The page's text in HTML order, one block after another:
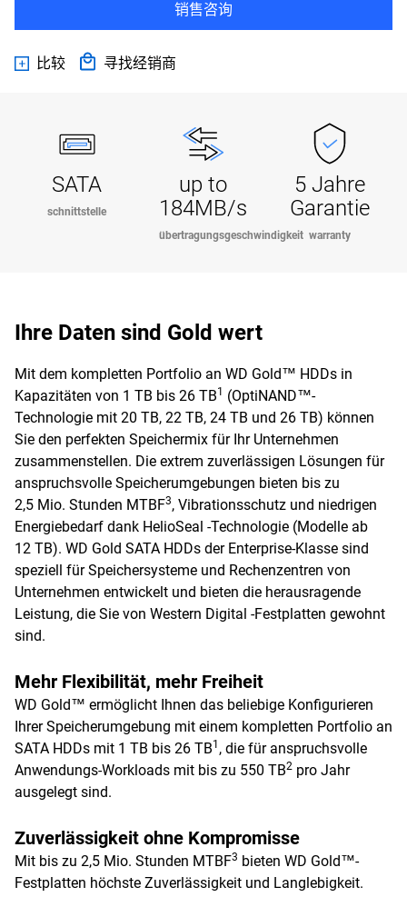
销售咨询
比较 寻找经销商
SATA
schnittstelle
up to
184MB/s
übertragungsgeschwindigkeit
5 Jahre
Garantie
warranty
Ihre Daten sind Gold wert
Mit dem kompletten Portfolio an WD Gold™ HDDs in
Kapazitäten von 1 TB bis 26 TB1
(OptiNAND™-
Technologie mit 20 TB, 22 TB, 24 TB und 26 TB) können
Sie den perfekten Speichermix für Ihr Unternehmen
zusammenstellen. Die extrem zuverlässigen Lösungen für
anspruchsvolle Speicherumgebungen bieten bis zu
2,5 Mio. Stunden MTBF3, Vibrationsschutz und niedrigen
Energiebedarf dank HelioSeal -Technologie (Modelle ab
12 TB). WD Gold SATA HDDs der Enterprise-Klasse sind
speziell für Speichersysteme und Rechenzentren von
Unternehmen entwickelt und bieten die herausragende
Leistung, die Sie von Western Digital -Festplatten gewohnt
sind.
Mehr Flexibilität, mehr Freiheit
WD Gold™ ermöglicht Ihnen das beliebige Konfigurieren
Ihrer Speicherumgebung mit einem kompletten Portfolio an
SATA HDDs mit 1 TB bis 26 TB1 , die für anspruchsvolle
Anwendungs-Workloads mit bis zu 550 TB2 pro Jahr
ausgelegt sind.
Zuverlässigkeit ohne Kompromisse
Mit bis zu 2,5 Mio. Stunden MTBF3 bieten WD Gold™-
Festplatten höchste Zuverlässigkeit und Langlebigkeit.